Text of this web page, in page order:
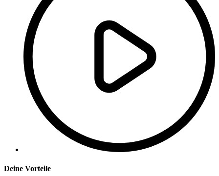
Deine Vorteile